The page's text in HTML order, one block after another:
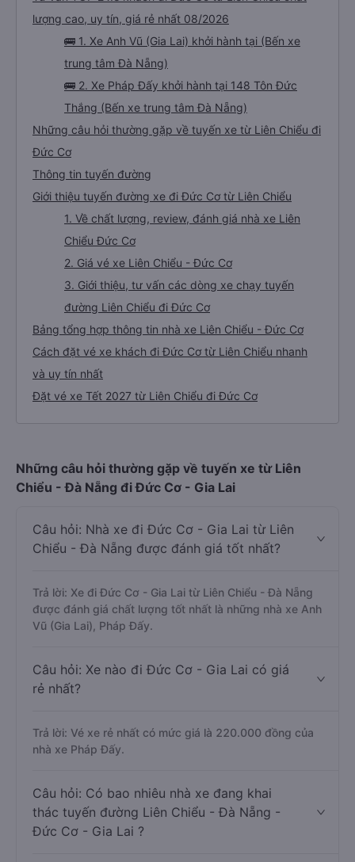
lượng cao, uy tín, giá rẻ nhất 08/2026
🚌 1. Xe Anh Vũ (Gia Lai) khởi hành tại (Bến xe
trung tâm Đà Nẵng)
🚌 2. Xe Pháp Đấy khởi hành tại 148 Tôn Đức
Thắng (Bến xe trung tâm Đà Nẵng)
Những câu hỏi thường gặp về tuyến xe từ Liên Chiểu đi
Đức Cơ
Thông tin tuyến đường
Giới thiệu tuyến đường xe đi Đức Cơ từ Liên Chiểu
1. Về chất lượng, review, đánh giá nhà xe Liên
Chiểu Đức Cơ
2. Giá vé xe Liên Chiểu - Đức Cơ
3. Giới thiệu, tư vấn các dòng xe chạy tuyến
đường Liên Chiểu đi Đức Cơ
Bảng tổng hợp thông tin nhà xe Liên Chiểu - Đức Cơ
Cách đặt vé xe khách đi Đức Cơ từ Liên Chiểu nhanh
và uy tín nhất
Đặt vé xe Tết 2027 từ Liên Chiểu đi Đức Cơ
Những câu hỏi thường gặp về tuyến xe từ Liên
Chiểu - Đà Nẵng đi Đức Cơ - Gia Lai
Câu hỏi: Nhà xe đi Đức Cơ - Gia Lai từ Liên
Chiểu - Đà Nẵng được đánh giá tốt nhất?
Trả lời: Xe đi Đức Cơ - Gia Lai từ Liên Chiểu - Đà Nẵng
được đánh giá chất lượng tốt nhất là những nhà xe Anh
Vũ (Gia Lai), Pháp Đấy.
Câu hỏi: Xe nào đi Đức Cơ - Gia Lai có giá
rẻ nhất?
Trả lời: Vé xe rẻ nhất có mức giá là 220.000 đồng của
nhà xe Pháp Đấy.
Câu hỏi: Có bao nhiêu nhà xe đang khai
thác tuyến đường Liên Chiểu - Đà Nẵng -
Đức Cơ - Gia Lai ?